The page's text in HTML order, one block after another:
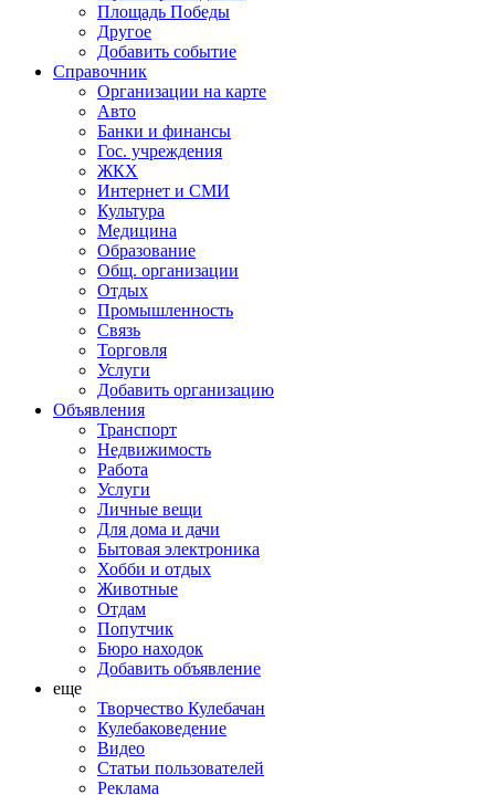
Площадь Победы
Другое
Добавить событие
Справочник
Организации на карте
Авто
Банки и финансы
Гос. учреждения
ЖКХ
Интернет и СМИ
Культура
Медицина
Образование
Общ. организации
Отдых
Промышленность
Связь
Торговля
Услуги
Добавить организацию
Объявления
Транспорт
Недвижимость
Работа
Услуги
Личные вещи
Для дома и дачи
Бытовая электроника
Хобби и отдых
Животные
Отдам
Попутчик
Бюро находок
Добавить объявление
еще
Творчество Кулебачан
Кулебаковедение
Видео
Статьи пользователей
Реклама